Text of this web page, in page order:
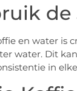
en water is
water. Dit
in